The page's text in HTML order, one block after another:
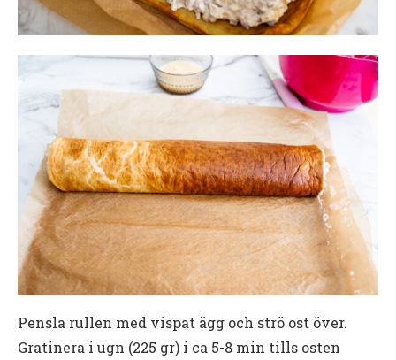
Pensla rullen med vispat ägg och strö ost över.
Gratinera i ugn (225 gr) i ca 5-8 min tills osten